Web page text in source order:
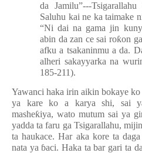
da Jamilu”---
Saluhu kai ne ka taimake
“Ni dai na gama jin
abin da zan ce sai roƙon
afku a tsakaninmu a da.
alheri sakayyarka na
185-211).
Yawanci haka irin aikin bokaye
ya kare ko a karya shi, sai
masheƙiya, wato mutum sai ya
yadda ta faru ga Tsigarallahu,
ta haukace. Har aka kore ta
nata ya ɓaci. Haka ta bar gari ta